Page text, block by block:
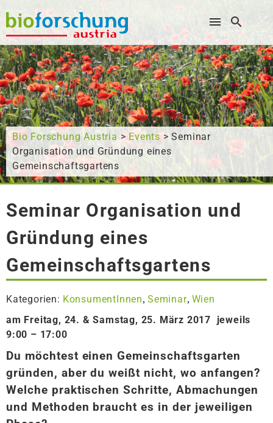
Wonach suchen Sie?
Bio Forschung Austria >Events > Seminar
Organisation und Gründung eines
Gemeinschaftsgartens
Seminar Organisation und
Gründung eines
Gemeinschaftsgartens
Kategorien: KonsumentInnen,Seminar, Wien
am Freitag, 24. & Samstag, 25. März 2017 jeweils
9:00 – 17:00
Du möchtest einen Gemeinschaftsgarten
gründen, aber du weißt nicht, wo anfangen?
Welche praktischen Schritte, Abmachungen
und Methoden braucht es in der jeweiligen